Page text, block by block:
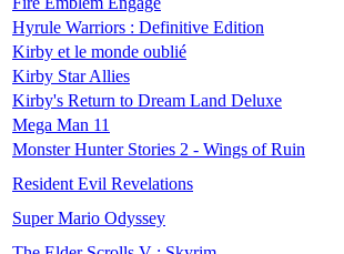
Hyrule Warriors : Definitive Edition
Kirby et le monde oublié
Kirby Star Allies
Kirby's Return to Dream Land Deluxe
Mega Man 11
Monster Hunter Stories 2 - Wings of Ruin
Resident Evil Revelations
Super Mario Odyssey